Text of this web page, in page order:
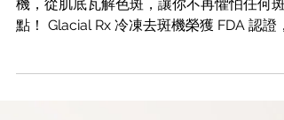
Yanis Beauty 醫療級 Glacial Rx 冷凍去斑
機，從肌底瓦解色斑，讓你不再懼怕任何斑
是唯一獲得 FDA 認可的皮膚冷凍系統。有別